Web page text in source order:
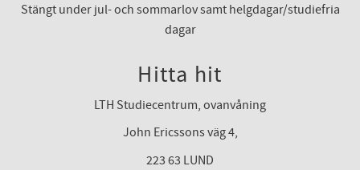
Stängt under jul- och sommarlov samt helgdagar/studiefria
dagar
Hitta hit
LTH Studiecentrum, ovanvåning
John Ericssons väg 4,
223 63 LUND